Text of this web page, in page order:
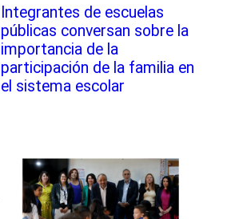
Integrantes de escuelas
públicas conversan sobre la
importancia de la
participación de la familia en
el sistema escolar